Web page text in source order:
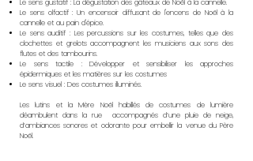
Le sens gustatif : La dégustation des gâteaux de Noël à la cannelle.​
Le sens olfactif : Un encensoir diffusant de l'encens de Noël à la
cannelle et au pain d'épice.​
Le sens auditif : Les percussions sur les costumes, telles que des
clochettes et grelots accompagnent les musiciens aux sons des
flutes et des tambourins.​
Le sens tactile : Développer et sensibiliser les approches
épidermiques et les matières sur les costumes​
Le sens visuel : Des costumes illuminés.
Les lutins et la Mère Noël habillés de costumes de lumière
déambulent dans la rue accompagnés d’une pluie de neige,
d’ambiances sonores et odorante pour embellir la venue du Père
Noël.